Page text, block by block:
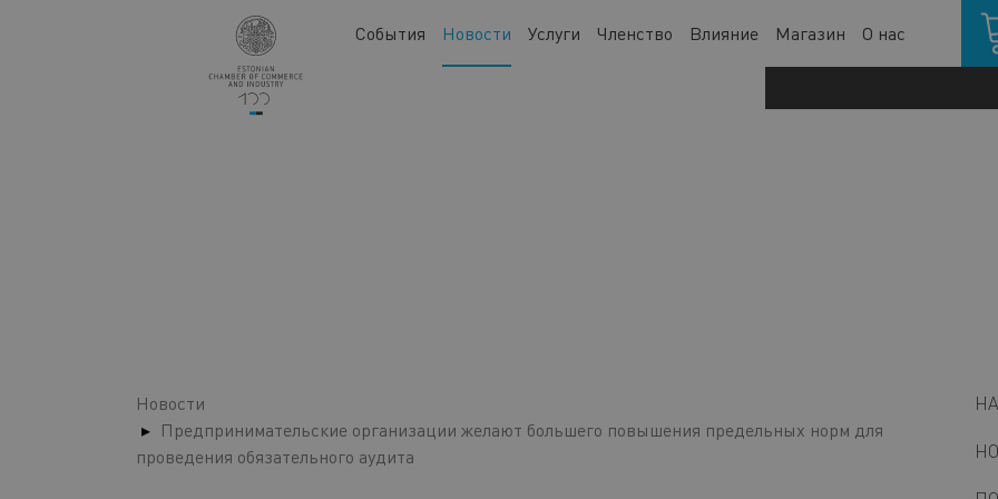
Main
navigation
События Новости Услуги Членство Влияние Магазин О нас
Новости
Предпринимательские организации желают большего повышения предельных норм для
проведения обязательного аудита